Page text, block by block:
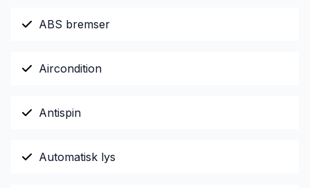
ABS bremser
Aircondition
Antispin
Automatisk lys